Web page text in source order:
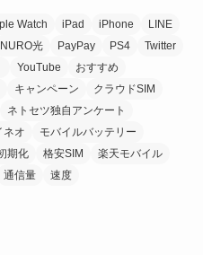
Watch iPad iPhone
LINE
NURO光 PayPay PS4
Twitter
YouTube
おすすめ
キャンペーン
クラウドSIM
ネトセツ独自アンケート
ネオ
モバイルバッテリー
期化 格安SIM
楽天モバイル
通信量 速度